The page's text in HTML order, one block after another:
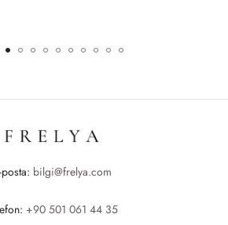
posta: bilgi@frelya.com
+90 501 061 44 35